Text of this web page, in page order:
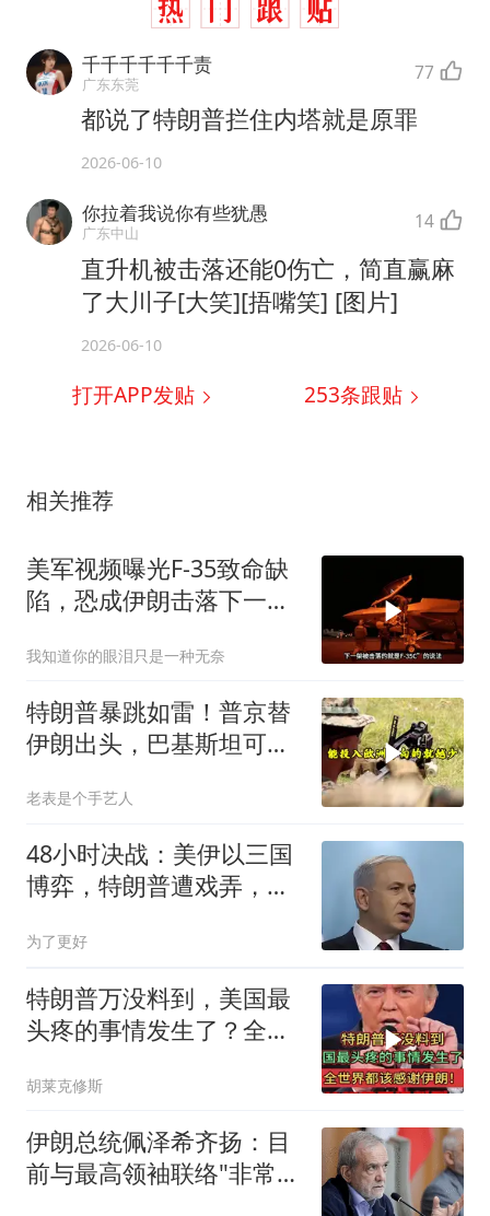
千千千千千千责
广东东莞 77
都说了特朗普拦住内塔就是原罪
2026-06-10
你拉着我说你有些犹愚
广东中山 14
直升机被击落还能0伤亡，简直赢麻
了大川子[大笑][捂嘴笑] [图片]
2026-06-10
打开APP发贴 253条跟贴
相关推荐
美军视频曝光F-35致命缺
陷，恐成伊朗击落下一战
我知道你的眼泪只是一种无奈
特朗普暴跳如雷！普京替
伊朗出头，巴基斯坦可能
老表是个手艺人
48小时决战：美伊以三国
博弈，特朗普遭戏弄，以
为了更好
特朗普万没料到，美国最
头疼的事情发生了？全世
胡莱克修斯
伊朗总统佩泽希齐扬：目
前与最高领袖联络"非常困